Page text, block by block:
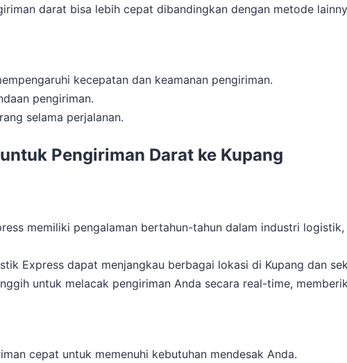
darat bisa lebih cepat dibandingkan dengan metode
kecepatan dan keamanan pengiriman.
pengiriman.
selama perjalanan.
Pengiriman Darat ke Kupang
memiliki pengalaman bertahun-tahun dalam industri
Express dapat menjangkau berbagai lokasi di Kupang dan
untuk melacak pengiriman Anda secara real-time,
cepat untuk memenuhi kebutuhan mendesak Anda.